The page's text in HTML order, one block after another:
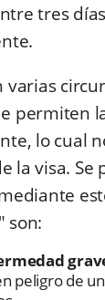
tres
varias
permiten
lo cual
la visa. Se
son:
peligro de